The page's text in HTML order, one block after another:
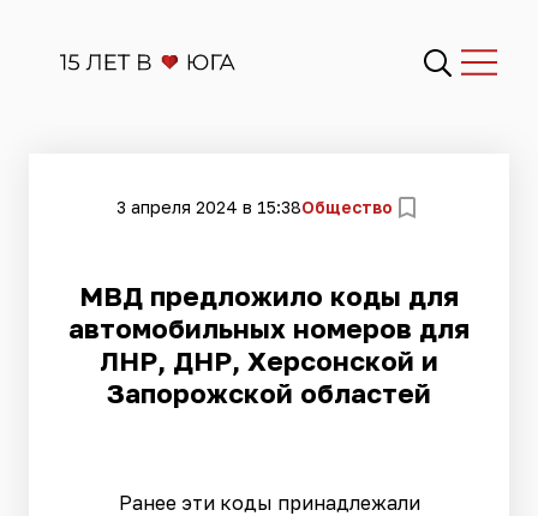
3 апреля 2024 в 15:38Общество
МВД предложило коды для
автомобильных номеров для
ЛНР, ДНР, Херсонской и
Запорожской областей
Ранее эти коды принадлежали